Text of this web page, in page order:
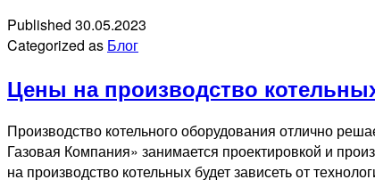
Published 30.05.2023
Categorized as Блог
Цены на производство
Производство котельного оборудования отлично
Газовая Компания» занимается проектировкой и
на производство котельных будет зависеть от